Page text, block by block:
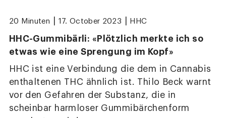
20 Minuten 17. October 2023 HHC
HHC-Gummibärli: «Plötzlich merkte ich so
etwas wie eine Sprengung im Kopf»
HHC ist eine Verbindung die dem in Cannabis
enthaltenen THC ähnlich ist. Thilo Beck warnt
vor den Gefahren der Substanz, die in
scheinbar harmloser Gummibärchenform